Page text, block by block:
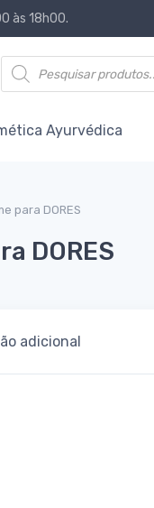
às 18h00.
Products search
Ayurvédica
para DORES
DORES
adicional